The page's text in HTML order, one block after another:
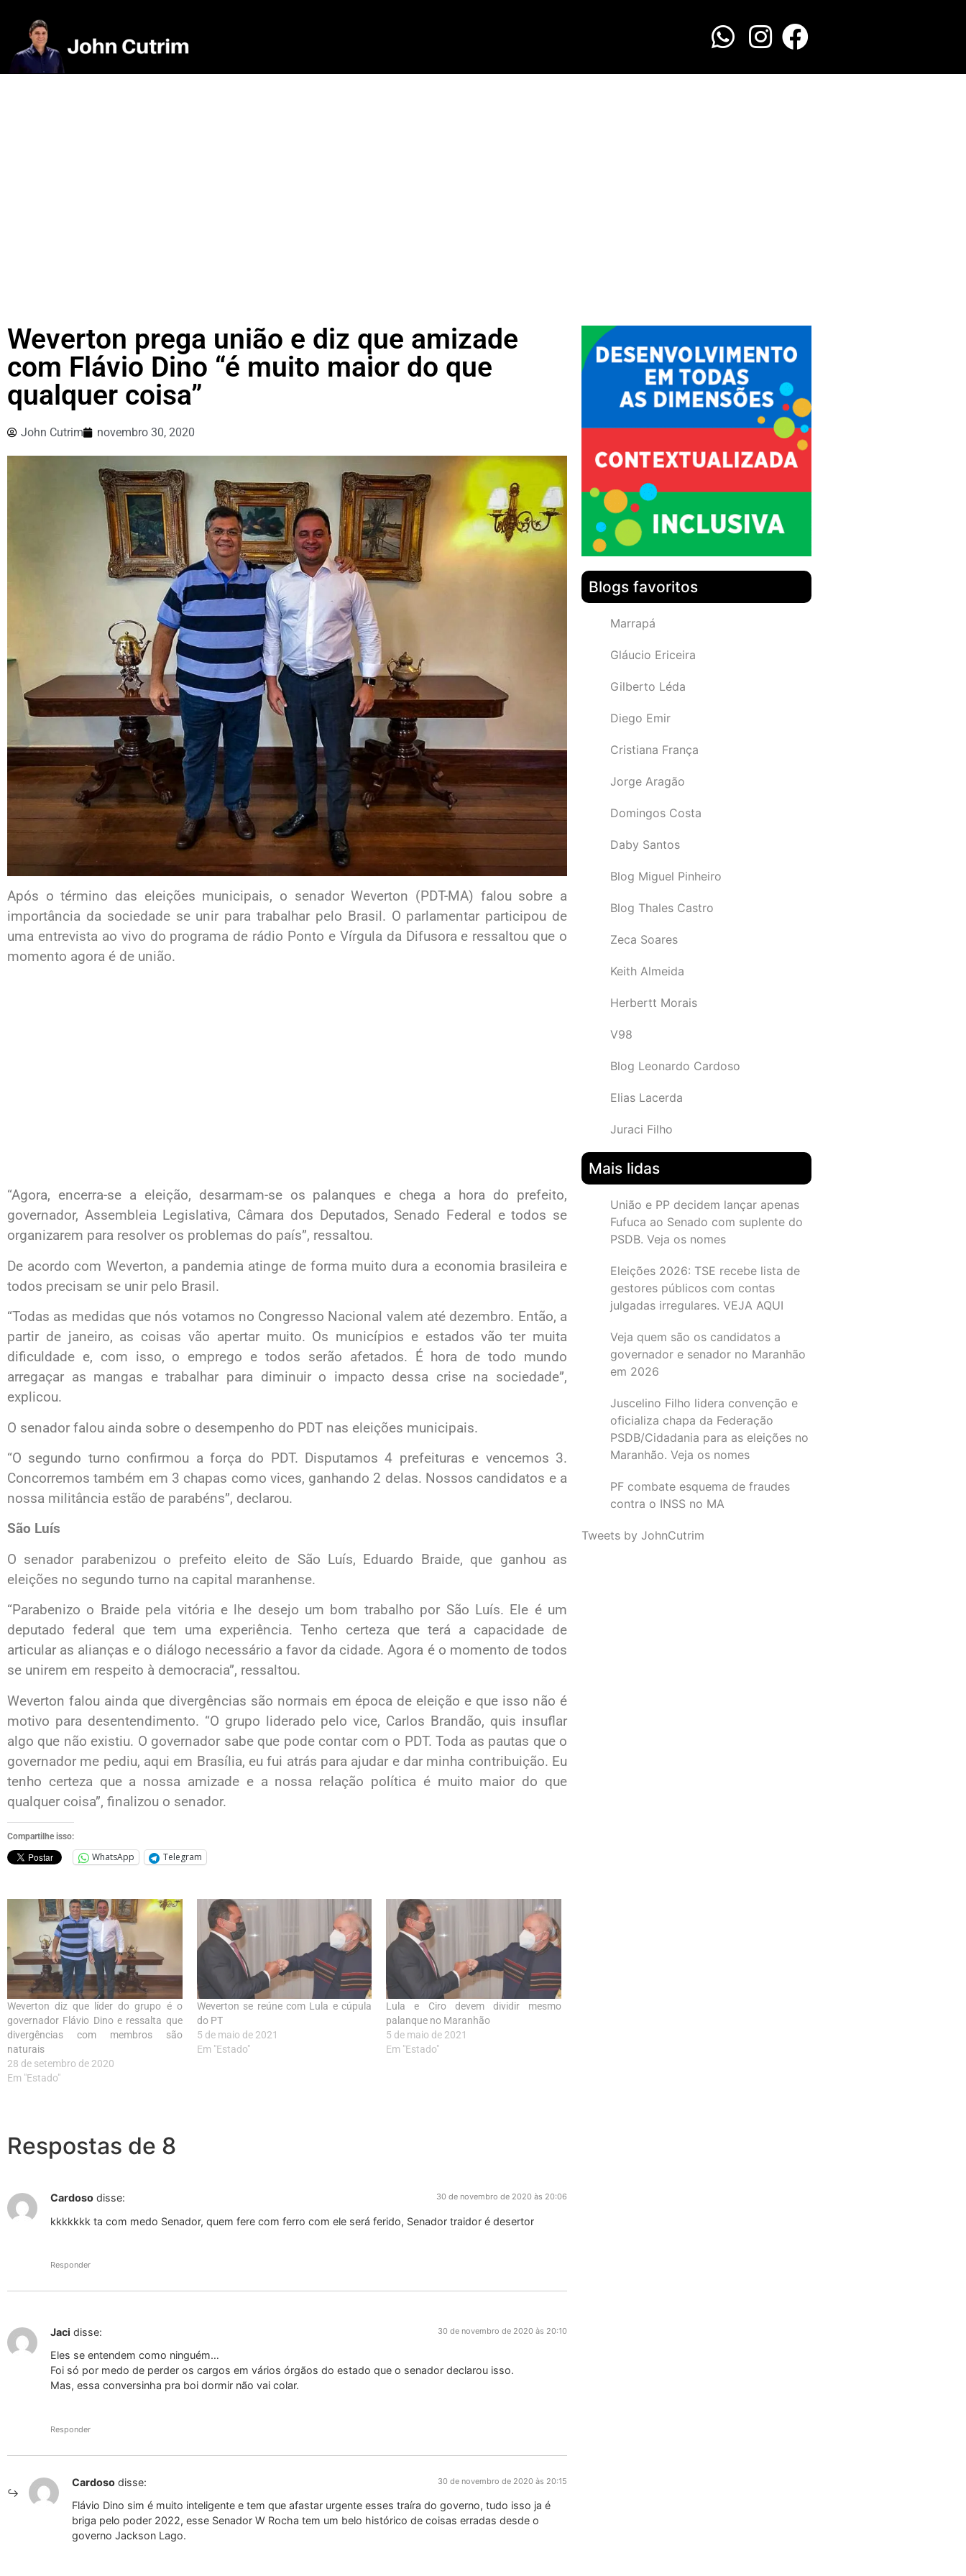
Weverton prega união e diz que amizade
com Flávio Dino “é muito maior do que
qualquer coisa”
John Cutrim novembro 30, 2020
Após o término das eleições municipais, o senador Weverton (PDT-MA) falou sobre a
importância da sociedade se unir para trabalhar pelo Brasil. O parlamentar participou de
uma entrevista ao vivo do programa de rádio Ponto e Vírgula da Difusora e ressaltou que o
momento agora é de união.
“Agora, encerra-se a eleição, desarmam-se os palanques e chega a hora do prefeito,
governador, Assembleia Legislativa, Câmara dos Deputados, Senado Federal e todos se
organizarem para resolver os problemas do país”, ressaltou.
De acordo com Weverton, a pandemia atinge de forma muito dura a economia brasileira e
todos precisam se unir pelo Brasil.
“Todas as medidas que nós votamos no Congresso Nacional valem até dezembro. Então, a
partir de janeiro, as coisas vão apertar muito. Os municípios e estados vão ter muita
dificuldade e, com isso, o emprego e todos serão afetados. É hora de todo mundo
arregaçar as mangas e trabalhar para diminuir o impacto dessa crise na sociedade”,
explicou.
O senador falou ainda sobre o desempenho do PDT nas eleições municipais.
“O segundo turno confirmou a força do PDT. Disputamos 4 prefeituras e vencemos 3.
Concorremos também em 3 chapas como vices, ganhando 2 delas. Nossos candidatos e a
nossa militância estão de parabéns”, declarou.
São Luís
O senador parabenizou o prefeito eleito de São Luís, Eduardo Braide, que ganhou as
eleições no segundo turno na capital maranhense.
“Parabenizo o Braide pela vitória e lhe desejo um bom trabalho por São Luís. Ele é um
deputado federal que tem uma experiência. Tenho certeza que terá a capacidade de
articular as alianças e o diálogo necessário a favor da cidade. Agora é o momento de todos
se unirem em respeito à democracia”, ressaltou.
Weverton falou ainda que divergências são normais em época de eleição e que isso não é
motivo para desentendimento. “O grupo liderado pelo vice, Carlos Brandão, quis insuflar
algo que não existiu. O governador sabe que pode contar com o PDT. Toda as pautas que o
governador me pediu, aqui em Brasília, eu fui atrás para ajudar e dar minha contribuição. Eu
tenho certeza que a nossa amizade e a nossa relação política é muito maior do que
qualquer coisa”, finalizou o senador.
Compartilhe isso:
WhatsApp Telegram
Weverton diz que líder do grupo é o
governador Flávio Dino e ressalta que
divergências com membros são
naturais
28 de setembro de 2020
Em "Estado"
Weverton se reúne com Lula e cúpula
do PT
5 de maio de 2021
Em "Estado"
Lula e Ciro devem dividir mesmo
palanque no Maranhão
5 de maio de 2021
Em "Estado"
Respostas de 8
Cardoso disse: 30 de novembro de 2020 às 20:06
kkkkkkk ta com medo Senador, quem fere com ferro com ele será ferido, Senador traidor é desertor
Responder
Jaci disse: 30 de novembro de 2020 às 20:10
Eles se entendem como ninguém…
Foi só por medo de perder os cargos em vários órgãos do estado que o senador declarou isso.
Mas, essa conversinha pra boi dormir não vai colar.
Responder
Cardoso disse: 30 de novembro de 2020 às 20:15
Flávio Dino sim é muito inteligente e tem que afastar urgente esses traíra do governo, tudo isso ja é
briga pelo poder 2022, esse Senador W Rocha tem um belo histórico de coisas erradas desde o
governo Jackson Lago.
Blogs favoritos
Marrapá
Gláucio Ericeira
Gilberto Léda
Diego Emir
Cristiana França
Jorge Aragão
Domingos Costa
Daby Santos
Blog Miguel Pinheiro
Blog Thales Castro
Zeca Soares
Keith Almeida
Herbertt Morais
V98
Blog Leonardo Cardoso
Elias Lacerda
Juraci Filho
Mais lidas
União e PP decidem lançar apenas
Fufuca ao Senado com suplente do
PSDB. Veja os nomes
Eleições 2026: TSE recebe lista de
gestores públicos com contas
julgadas irregulares. VEJA AQUI
Veja quem são os candidatos a
governador e senador no Maranhão
em 2026
Juscelino Filho lidera convenção e
oficializa chapa da Federação
PSDB/Cidadania para as eleições no
Maranhão. Veja os nomes
PF combate esquema de fraudes
contra o INSS no MA
Tweets by JohnCutrim